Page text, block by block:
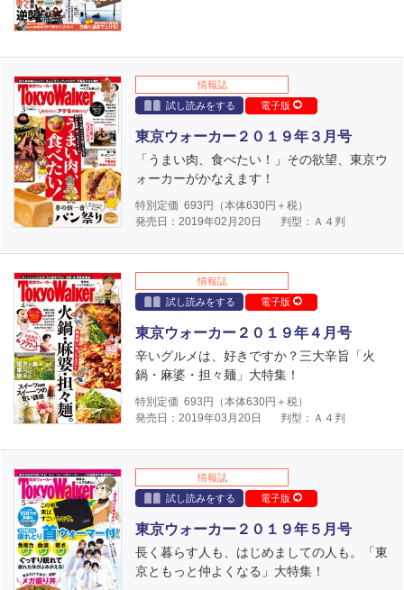
情報誌
試し読みをする
電子版
東京ウォーカー２０１９年３月号
「うまい肉、食べたい！」その欲望、東京ウ
ォーカーがかなえます！
特別定価 693 円（本体630円＋税）
発売日：2019年02月20日
判型：Ａ４判
情報誌
試し読みをする
電子版
東京ウォーカー２０１９年４月号
辛いグルメは、好きですか？三大辛旨「火
鍋・麻婆・担々麺」大特集！
特別定価 693 円（本体630円＋税）
発売日：2019年03月20日
判型：Ａ４判
情報誌
試し読みをする
電子版
東京ウォーカー２０１９年５月号
長く暮らす人も、はじめましての人も。「東
京ともっと仲よくなる」大特集！